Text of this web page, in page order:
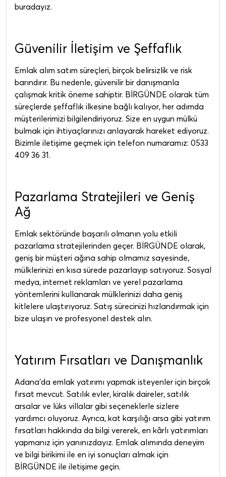
buradayız.
Güvenilir İletişim ve Şeffaflık
Emlak alım satım süreçleri, birçok belirsizlik ve risk
barındırır. Bu nedenle, güvenilir bir danışmanla
çalışmak kritik öneme sahiptir. BİRGÜNDE olarak tüm
süreçlerde şeffaflık ilkesine bağlı kalıyor, her adımda
müşterilerimizi bilgilendiriyoruz. Size en uygun mülkü
bulmak için ihtiyaçlarınızı anlayarak hareket ediyoruz.
Bizimle iletişime geçmek için telefon numaramız: 0533
409 36 31.
Pazarlama Stratejileri ve Geniş
Ağ
Emlak sektöründe başarılı olmanın yolu etkili
pazarlama stratejilerinden geçer. BİRGÜNDE olarak,
geniş bir müşteri ağına sahip olmamız sayesinde,
mülklerinizi en kısa sürede pazarlayıp satıyoruz. Sosyal
medya, internet reklamları ve yerel pazarlama
yöntemlerini kullanarak mülklerinizi daha geniş
kitlelere ulaştırıyoruz. Satış sürecinizi hızlandırmak için
bize ulaşın ve profesyonel destek alın.
Yatırım Fırsatları ve Danışmanlık
Adana'da emlak yatırımı yapmak isteyenler için birçok
fırsat mevcut. Satılık evler, kiralık daireler, satılık
arsalar ve lüks villalar gibi seçeneklerle sizlere
yardımcı oluyoruz. Ayrıca, kat karşılığı arsa gibi yatırım
fırsatları hakkında da bilgi vererek, en kârlı yatırımları
yapmanız için yanınızdayız. Emlak alımında deneyim
ve bilgi birikimi ile en iyi sonuçları almak için
BİRGÜNDE ile iletişime geçin.